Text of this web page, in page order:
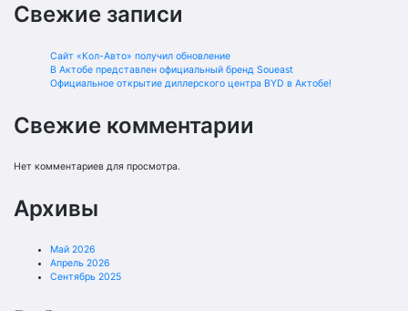
Свежие записи
Сайт «Кол-Авто» получил обновление
В Актобе представлен официальный бренд Soueast
Официальное открытие диллерского центра BYD в Актобе!
Свежие комментарии
Нет комментариев для просмотра.
Архивы
Май 2026
Апрель 2026
Сентябрь 2025